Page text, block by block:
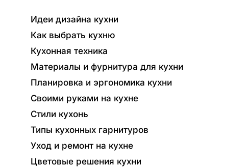
Идеи дизайна кухни
Как выбрать кухню
Кухонная техника
Материалы и фурнитура для кухни
Планировка и эргономика кухни
Своими руками на кухне
Стили кухонь
Типы кухонных гарнитуров
Уход и ремонт на кухне
Цветовые решения кухни